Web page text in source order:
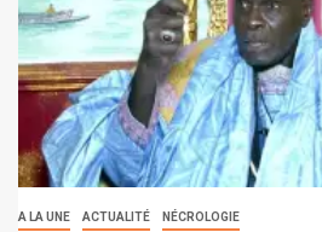
A LA UNE ACTUALITÉ NÉCROLOGIE